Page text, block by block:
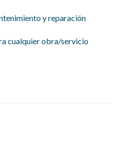
y reparación
cualquier obra/servicio